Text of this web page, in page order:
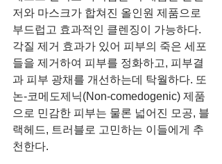
저와 마스크가 합쳐진 올인원 제품으로
부드럽고 효과적인 클렌징이 가능하다.
각질 제거 효과가 있어 피부의 죽은 세포
들을 제거하여 피부를 정화하고, 피부결
과 피부 광채를 개선하는데 탁월하다. 또
논-코메도제닉(Non-comedogenic) 제품
으로 민감한 피부는 물론 넓어진 모공, 블
랙헤드, 트러블로 고민하는 이들에게 추
천한다.